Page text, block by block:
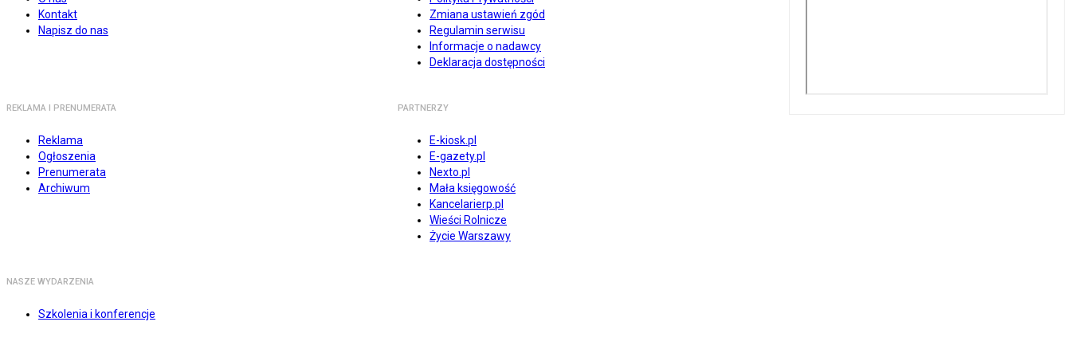
Kontakt
Napisz do nas
Zmiana ustawień zgód
Regulamin serwisu
Informacje o nadawcy
Deklaracja dostępności
REKLAMA I PRENUMERATA
Reklama
Ogłoszenia
Prenumerata
Archiwum
PARTNERZY
E-kiosk.pl
E-gazety.pl
Nexto.pl
Mała księgowość
Kancelarierp.pl
Wieści Rolnicze
Życie Warszawy
NASZE WYDARZENIA
Szkolenia i konferencje